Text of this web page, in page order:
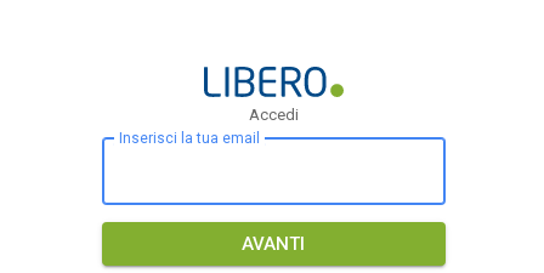
Accedi
Inserisci la tua email
AVANTI